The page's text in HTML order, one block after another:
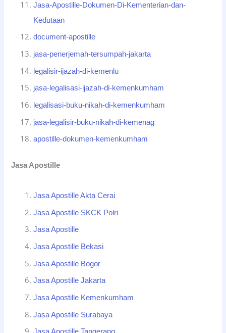
Jasa-Apostille-Dokumen-Di-Kementerian-dan-
Kedutaan
document-apostille
jasa-penerjemah-tersumpah-jakarta
legalisir-ijazah-di-kemenlu
jasa-legalisasi-ijazah-di-kemenkumham
legalisasi-buku-nikah-di-kemenkumham
jasa-legalisir-buku-nikah-di-kemenag
apostille-dokumen-kemenkumham
Jasa Apostille
Jasa Apostille Akta Cerai
Jasa Apostille SKCK Polri
Jasa Apostille
Jasa Apostille Bekasi
Jasa Apostille Bogor
Jasa Apostille Jakarta
Jasa Apostille Kemenkumham
Jasa Apostille Surabaya